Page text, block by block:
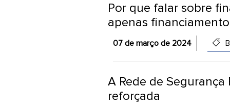
Por que falar sobre
apenas
07 de março de 2024
A Rede de
reforçada